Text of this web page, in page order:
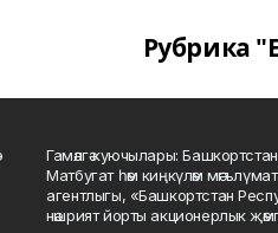
Рубрика
Гамәлгә куючылары:
Матбугат һәм киңкүләм
агентлыгы, «Башкортстан
нәшрият йорты акционерлык